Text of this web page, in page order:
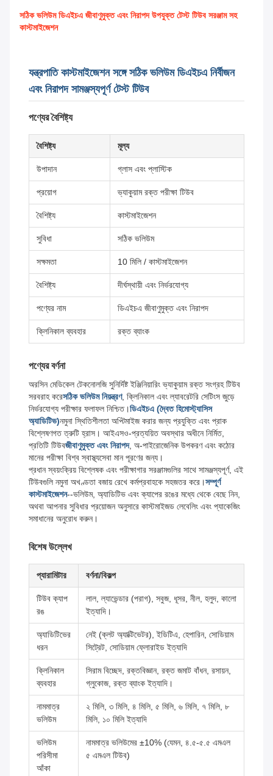
সঠিক ভলিউম ডিএইচএ জীবাণুমুক্ত এবং নিরাপদ উপযুক্ত টেস্ট টিউব সরঞ্জাম সহ
কাস্টমাইজেশন
যন্ত্রপাতি কাস্টমাইজেশন সঙ্গে সঠিক ভলিউম ডিএইচএ নির্বীজন
এবং নিরাপদ সামঞ্জস্যপূর্ণ টেস্ট টিউব
পণ্যের বৈশিষ্ট্য
বৈশিষ্ট্য মূল্য
উপাদান গ্লাস এবং প্লাস্টিক
প্রয়োগ ভ্যাকুয়াম রক্ত পরীক্ষা টিউব
বৈশিষ্ট্য কাস্টমাইজেশন
সুবিধা সঠিক ভলিউম
সক্ষমতা 10 মিলি / কাস্টমাইজেশন
বৈশিষ্ট্য দীর্ঘস্থায়ী এবং নির্ভরযোগ্য
পণ্যের নাম ডিএইচএ জীবাণুমুক্ত এবং নিরাপদ
ক্লিনিকাল ব্যবহার রক্ত ব্যাংক
পণ্যের বর্ণনা
অরসিন মেডিকেল টেকনোলজি সুনির্দিষ্ট ইঞ্জিনিয়ারিং ভ্যাকুয়াম রক্ত সংগ্রহ টিউব
সরবরাহ করেসঠিক ভলিউম নিয়ন্ত্রণ, ক্লিনিকাল এবং ল্যাবরেটরি সেটিংস জুড়ে
নির্ভরযোগ্য পরীক্ষার ফলাফল নিশ্চিত।ডিএইচএ (দ্বৈত হিমোস্ট্যাসিস
অ্যাডিটিভ)নমুনা স্থিতিশীলতা অপ্টিমাইজ করার জন্য প্রযুক্তি এবং প্রাক
বিশ্লেষণগত ত্রুটি হ্রাস। আইএসও-প্রত্যয়িত অবস্থার অধীনে নির্মিত,
প্রতিটি টিউবজীবাণুমুক্ত এবং নিরাপদ, অ-পাইরোজেনিক উপকরণ এবং কঠোর
মানের পরীক্ষা বিশ্ব স্বাস্থ্যসেবা মান পূরণের জন্য।
প্রধান স্বয়ংক্রিয় বিশ্লেষক এবং পরীক্ষাগার সরঞ্জামগুলির সাথে সামঞ্জস্যপূর্ণ, এই
টিউবগুলি নমুনা অখণ্ডতা বজায় রেখে কর্মপ্রবাহকে সহজতর করে।সম্পূর্ণ
কাস্টমাইজেশন--ভলিউম, অ্যাডিটিভ এবং ক্যাপের রঙের মধ্যে থেকে বেছে নিন,
অথবা আপনার সুবিধার প্রয়োজন অনুসারে কাস্টমাইজড লেবেলিং এবং প্যাকেজিং
সমাধানের অনুরোধ করুন।
বিশেষ উল্লেখ
প্যারামিটার বর্ণনা/বিকল্প
টিউব ক্যাপ
রঙ
লাল, ল্যাভেন্ডার (পরাগ), সবুজ, ধূসর, নীল, হলুদ, কালো
ইত্যাদি।
অ্যাডিটিভের
ধরন
নেই (ক্লট অ্যাক্টিভেটর), ইডিটিএ, হেপারিন, সোডিয়াম
সিট্রেট, সোডিয়াম ফ্লোরাইড ইত্যাদি
ক্লিনিকাল
ব্যবহার
সিরাম বিচ্ছেদ, রক্তবিজ্ঞান, রক্ত জমাট বাঁধন, রসায়ন,
গ্লুকোজ, রক্ত ব্যাংক ইত্যাদি।
নামমাত্র
ভলিউম
২ মিলি, ৩ মিলি, ৪ মিলি, ৫ মিলি, ৬ মিলি, ৭ মিলি, ৮
মিলি, ১০ মিলি ইত্যাদি
ভলিউম
পরিসীমা
আঁকা
নামমাত্র ভলিউমের ±10% (যেমন, ৪.৫-৫.৫ এমএল
৫ এমএল টিউব)